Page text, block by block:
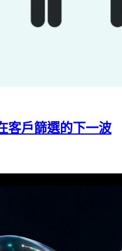
客戶篩選的下一波